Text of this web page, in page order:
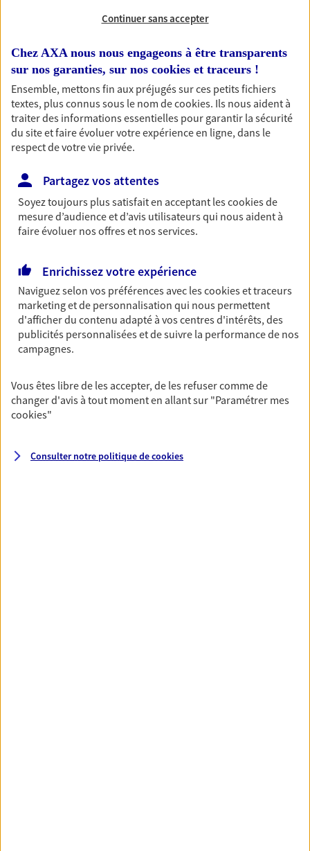
Nos offres phares
Épargne
Réalisez vos projets grâce à votre épargne : achat
immobilier, études des enfants ou voyage autour
du monde… Épargnez à votre rythme et
simplement, selon votre profil.
Retraite
Préparez sereinement ce nouveau chapitre de
votre vie avec les conseils d'un expert. Découvrez
notre solution PER (Plan Epargne Retraite)
spécialement conçue pour la retraite.
Découvrir l'offre Retraite
Pour un avenir serein, assurez-vous avec notre
contrat prévoyance. Préservez vos proches en cas
Continuer sans accepter
Chez AXA nous nous engageons à être transparents
sur nos garanties, sur nos cookies et traceurs !
Ensemble, mettons fin aux préjugés sur ces petits fichiers
textes, plus connus sous le nom decookies. Ils nous aident à
traiter des informations essentielles pour garantir la sécurité
du site et faire évoluer votre expérience en ligne, dans le
respect de votre vie privée.
Partagez vos attentes
Soyez toujours plus satisfait en acceptant lescookiesde
mesure d’audience et d’avis utilisateurs qui nous aident à
faire évoluer nos offres et nos services.
Enrichissez votre expérience
Naviguez selon vos préférences avec lescookies et traceurs
marketing et de personnalisation qui nous permettent
d'afficher du contenu adapté à vos centres d'intérêts, des
publicités personnalisées et de suivre la performance de nos
campagnes.
Vous êtes libre de les accepter, de les refuser comme de
changer d'avis à tout moment en allant sur "Paramétrer mes
cookies"
Consulter notre politique decookies